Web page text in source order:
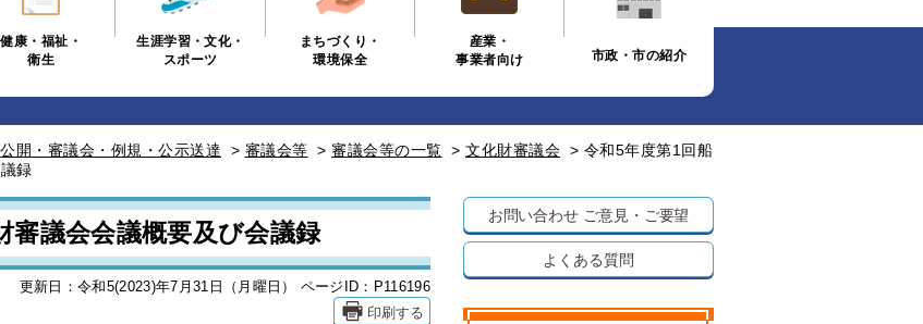
健康・福祉・
衛生
生涯学習・文化・
スポーツ
まちづくり・
環境保全
産業・
事業者向け
市政・市の紹介
開・審議会・例規・公示送達 > 審議会等 > 審議会等の一覧 > 文化財審議会 > 令和5年度第1回船
録
審議会会議概要及び会議録
更新日：令和5(2023)年7月31日（月曜日） ページID：P116196
印刷する
お問い合わせ ご意見・ご要望
よくある質問